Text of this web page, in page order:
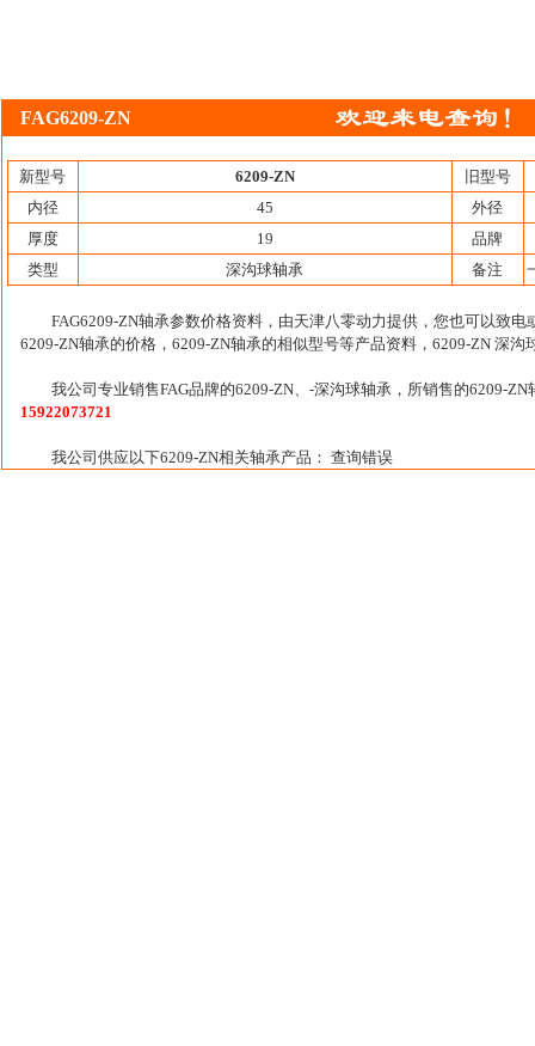
FAG6209-ZN
新型号 6209-ZN
旧型号
内径
45
外径
厚度
19
品牌
类型
深沟球轴承 备注
FAG6209-ZN轴承参数价格资料，由天津八零动力提供，您也可以致
6209-ZN轴承的价格，6209-ZN轴承的相似型号等产品资料，6209-ZN 深
我公司专业销售FAG品牌的6209-ZN、-深沟球轴承，所销售的6209-
15922073721
我公司供应以下6209-ZN相关轴承产品： 查询错误